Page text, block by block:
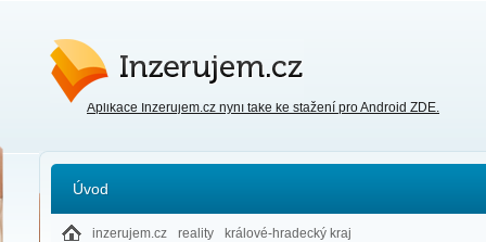
Inzerujem.cz
Aplikace Inzerujem.cz nyní také ke stažení pro Android ZDE.
Úvod
inzerujem.cz reality králové-hradecký kraj